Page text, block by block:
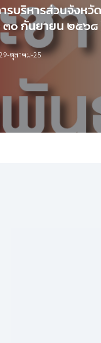
รบริหารส่วนจังหวั
๐ กันยายน ๒๕๖๘
ตุลาคม-25